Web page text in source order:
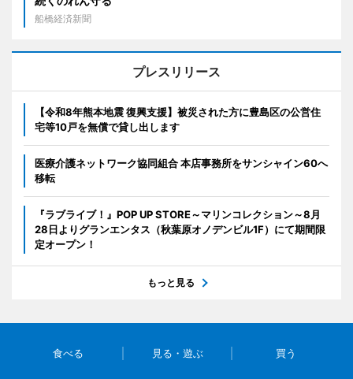
船橋経済新聞
プレスリリース
【令和8年熊本地震 復興支援】被災された方に豊島区の公営住
宅等10戸を無償で貸し出します
医療介護ネットワーク協同組合 本店事務所をサンシャイン60へ
移転
『ラブライブ！』POP UP STORE～マリンコレクション～8月
28日よりグランエンタス（秋葉原オノデンビル1F）にて期間限
定オープン！
もっと見る
食べる 見る・遊ぶ 買う